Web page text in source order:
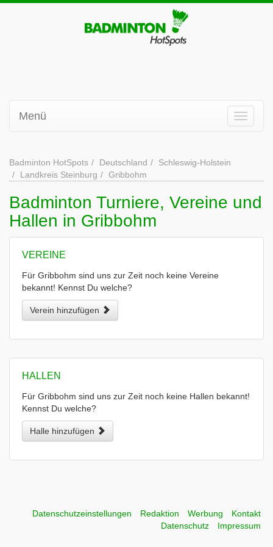
Menü
Badminton HotSpots Deutschland
Schleswig-Holstein
Landkreis Steinburg
Gribbohm
Badminton Turniere, Vereine und
Hallen in Gribbohm
VEREINE
Für Gribbohm sind uns zur Zeit noch keine Vereine
bekannt! Kennst Du welche?
Verein hinzufügen
HALLEN
Für Gribbohm sind uns zur Zeit noch keine Hallen bekannt!
Kennst Du welche?
Halle hinzufügen
Datenschutzeinstellungen Redaktion Werbung
Kontakt
Datenschutz
Impressum